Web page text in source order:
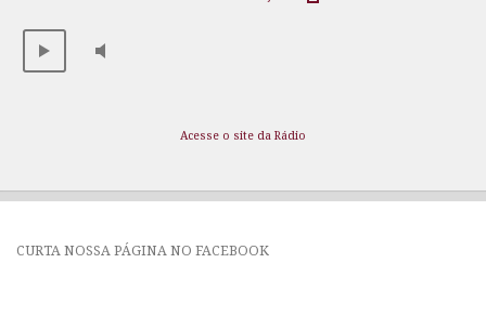
Acesse o site da Rádio
CURTA NOSSA PÁGINA NO FACEBOOK